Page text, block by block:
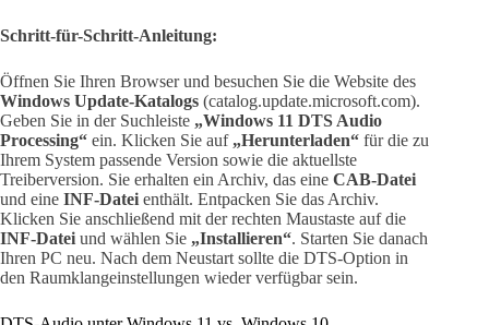
Schritt-für-Schritt-Anleitung:
Öffnen Sie Ihren Browser und besuchen Sie die Website des
Windows Update-Katalogs (catalog.update.microsoft.com).
Geben Sie in der Suchleiste „Windows 11 DTS Audio
Processing“ ein. Klicken Sie auf „Herunterladen“ für die zu
Ihrem System passende Version sowie die aktuellste
Treiberversion. Sie erhalten ein Archiv, das eine CAB-Datei
und eine INF-Datei enthält. Entpacken Sie das Archiv.
Klicken Sie anschließend mit der rechten Maustaste auf die
INF-Datei und wählen Sie „Installieren“. Starten Sie danach
Ihren PC neu. Nach dem Neustart sollte die DTS-Option in
den Raumklangeinstellungen wieder verfügbar sein.